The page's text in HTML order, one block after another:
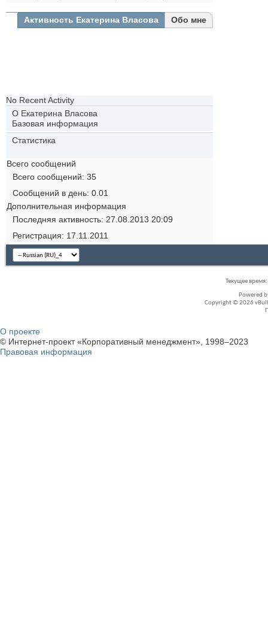
Активность Екатерина Власова Обо мне
No Recent Activity
О Екатерина Власова
Базовая информация
Статистика
Всего сообщений
Всего сообщений 35
Сообщений в день 0.01
Дополнительная информация
Последняя активность 27.08.2013 20:09
Регистрация
17.11.2011
Текущее время:
Powered
Copyright © 2026
О проекте
© Интернет-проект «Корпоративный менеджмент», 1998–2023
Правовая информация